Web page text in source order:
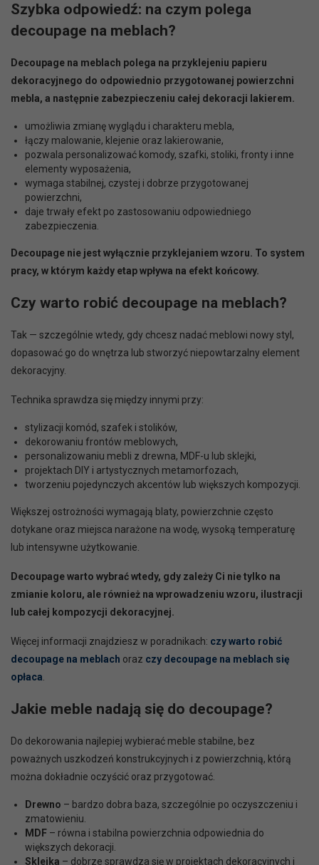
Szybka odpowiedź: na czym polega
decoupage na meblach?
Decoupage na meblach polega na przyklejeniu papieru
dekoracyjnego do odpowiednio przygotowanej powierzchni
mebla, a następnie zabezpieczeniu całej dekoracji lakierem.
umożliwia zmianę wyglądu i charakteru mebla,
łączy malowanie, klejenie oraz lakierowanie,
pozwala personalizować komody, szafki, stoliki, fronty i inne
elementy wyposażenia,
wymaga stabilnej, czystej i dobrze przygotowanej
powierzchni,
daje trwały efekt po zastosowaniu odpowiedniego
zabezpieczenia.
Decoupage nie jest wyłącznie przyklejaniem wzoru. To system
pracy, w którym każdy etap wpływa na efekt końcowy.
Czy warto robić decoupage na meblach?
Tak — szczególnie wtedy, gdy chcesz nadać meblowi nowy styl,
dopasować go do wnętrza lub stworzyć niepowtarzalny element
dekoracyjny.
Technika sprawdza się między innymi przy:
stylizacji komód, szafek i stolików,
dekorowaniu frontów meblowych,
personalizowaniu mebli z drewna, MDF-u lub sklejki,
projektach DIY i artystycznych metamorfozach,
tworzeniu pojedynczych akcentów lub większych kompozycji.
Większej ostrożności wymagają blaty, powierzchnie często
dotykane oraz miejsca narażone na wodę, wysoką temperaturę
lub intensywne użytkowanie.
Decoupage warto wybrać wtedy, gdy zależy Ci nie tylko na
zmianie koloru, ale również na wprowadzeniu wzoru, ilustracji
lub całej kompozycji dekoracyjnej.
Więcej informacji znajdziesz w poradnikach: czy warto robić
decoupage na meblach oraz czy decoupage na meblach się
opłaca
Jakie meble nadają się do decoupage?
Do dekorowania najlepiej wybierać meble stabilne, bez
poważnych uszkodzeń konstrukcyjnych i z powierzchnią, którą
można dokładnie oczyścić oraz przygotować.
Drewno – bardzo dobra baza, szczególnie po oczyszczeniu i
zmatowieniu.
MDF – równa i stabilna powierzchnia odpowiednia do
większych dekoracji.
Sklejka – dobrze sprawdza się w projektach dekoracyjnych i